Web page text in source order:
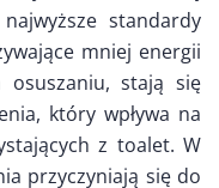
standardy
mniej energii
osuszaniu, stają się
który wpływa na
z toalet. W
przyczyniają się do